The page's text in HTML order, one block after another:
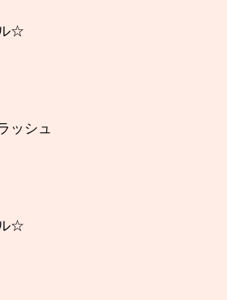
☆
ッシュ
☆